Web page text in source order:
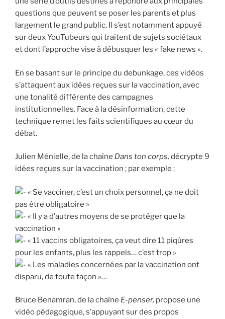
questions que peuvent se poser les parents et plus
largement le grand public. Il s’est notamment appuyé
sur deux YouTubeurs qui traitent de sujets sociétaux
et dont l’approche vise à débusquer les « fake news ».
En se basant sur le principe du debunkage, ces vidéos
s’attaquent aux idées reçues sur la vaccination, avec
une tonalité différente des campagnes
institutionnelles. Face à la désinformation, cette
technique remet les faits scientifiques au cœur du
débat.
Julien Ménielle, de la chaîne Dans ton corps, décrypte 9
idées reçues sur la vaccination ; par exemple :
« Se vacciner, c’est un choix personnel, ça ne doit
pas être obligatoire »
« Il y a d’autres moyens de se protéger que la
vaccination »
« 11 vaccins obligatoires, ça veut dire 11 piqûres
pour les enfants, plus les rappels… c’est trop »
« Les maladies concernées par la vaccination ont
disparu, de toute façon »…
Bruce Benamran, de la chaîne E-penser, propose une
vidéo pédagogique, s’appuyant sur des propos